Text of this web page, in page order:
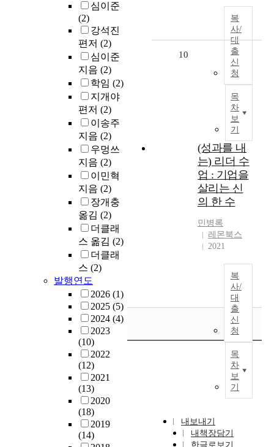
심이준
(2)
강석진
편저 (2)
심이준
지음 (2)
학임 (2)
지개야
편저 (2)
이송주
지음 (2)
우멍쓰
지음 (2)
이민혁
지음 (2)
장개충
옮김 (2)
더클래
스 옮김 (2)
더클래
스 (2)
발행연도
2026 (1)
2025 (5)
2024 (4)
2023
(10)
2022
(12)
2021
(13)
2020
(18)
2019
(14)
복
사/
대
출
신
청
목
차
보
기
10
(성과를 내
는) 리더 수
업 : 기업을
살리는 신
의 한 수
민병록
레몬북스
2021
복
사/
대
출
신
청
목
차
보
기
내보내기
내책장담기
한글로보기